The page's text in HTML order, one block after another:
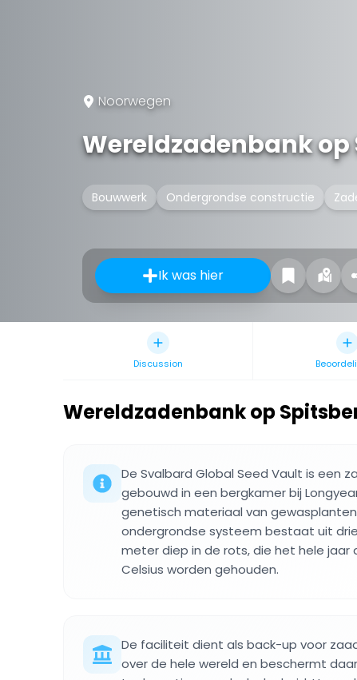
Noorwegen
Wereldzadenbank
Bouwwerk Ondergrondse constructie
Ik was hier
Discussion
Wereldzadenbank op
De Svalbard Global Seed Vault is een
gebouwd in een bergkamer bij
genetisch materiaal van
ondergrondse systeem bestaat uit
meter diep in de rots, die het hele jaar
Celsius worden gehouden.
De faciliteit dient als back-up voor
over de hele wereld en beschermt